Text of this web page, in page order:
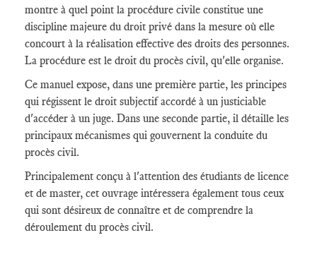
montre à quel point la procédure civile constitue une
discipline majeure du droit privé dans la mesure où elle
concourt à la réalisation effective des droits des personnes.
La procédure est le droit du procès civil, qu'elle organise.
Ce manuel expose, dans une première partie, les principes
qui régissent le droit subjectif accordé à un justiciable
d'accéder à un juge. Dans une seconde partie, il détaille les
principaux mécanismes qui gouvernent la conduite du
procès civil.
Principalement conçu à l'attention des étudiants de licence
et de master, cet ouvrage intéressera également tous ceux
qui sont désireux de connaître et de comprendre la
déroulement du procès civil.